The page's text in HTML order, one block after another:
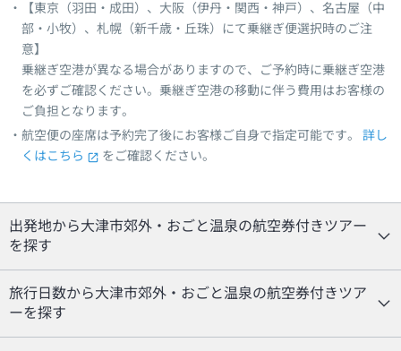
【東京（羽田・成田）、大阪（伊丹・関西・神戸）、名古屋（中
部・小牧）、札幌（新千歳・丘珠）にて乗継ぎ便選択時のご注
意】
乗継ぎ空港が異なる場合がありますので、ご予約時に乗継ぎ空港
を必ずご確認ください。乗継ぎ空港の移動に伴う費用はお客様の
ご負担となります。
航空便の座席は予約完了後にお客様ご自身で指定可能です。
詳し
くはこちら
をご確認ください。
出発地から大津市郊外・おごと温泉の航空券付きツアー
を探す
旅行日数から大津市郊外・おごと温泉の航空券付きツア
ーを探す